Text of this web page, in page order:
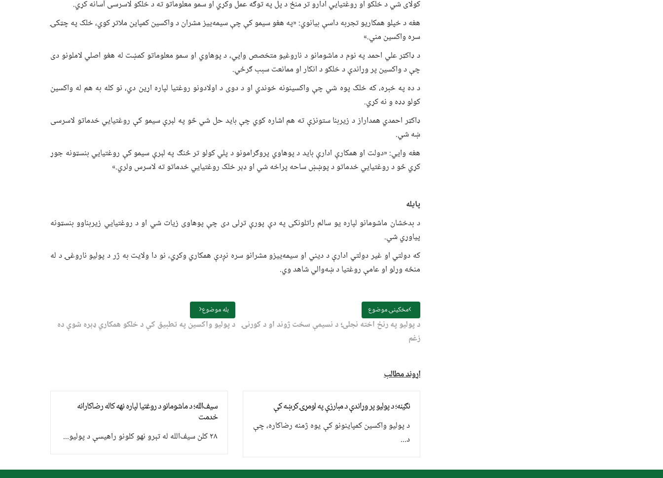
کولای شي د خلکو او روغتیايي ادارو تر منځ د پل په توګه عمل وکړي او سمو معلوماتو ته د خلکو لاسرسی آسانه کړي.
هغه د خپلو همکاریو تجربه داسې بیانوي: «په هغو سیمو کې چې سیمه‌ییز مشران د واکسین کمپاین ملاتړ کوي، خلک په چټکۍ
سره واکسین مني.»
د ډاکټر علي احمد په نوم د ماشومانو د ناروغیو متخصص وايي، د پوهاوي او سمو معلوماتو کمښت له هغو اصلي لاملونو دی
چې د واکسین پر وړاندې د خلکو د انکار او ممانعت سبب ګرځي.
د ده په خبره، که خلک پوه شي چې واکسینونه خوندي او د دوی د اولادونو روغتیا لپاره اړین دي، نو کله به هم له واکسین
کولو ډډه و نه کړي.
ډاکټر احمدي همداراز د زیربنا ستونزې ته هم اشاره کوي چې باید حل شي څو په لېرې سیمو کې روغتیايي خدماتو لاسرسی
ښه شي.
هغه وايي: «دولت او همکارې ادارې باید د پوهاوي پروګرامونو د پلي کولو تر څنګ په لېرې سیمو کې روغتیايي بنسټونه جوړ
کړي څو د روغتیايي خدماتو د پوښښ ساحه پراخه شي او ډېر خلک روغتیايي خدماتو ته لاسرس ولري.»
پایله
د بدخشان ماشومانو لپاره یو سالم راتلونکی په دې پورې تړلی دی چې پوهاوی زیات شي او د روغتیايي زیربناوو بنسټونه
پیاوړي شي.
که دولتي او غیر دولتي ادارې د دیني او سیمه‌ییزو مشرانو سره نږدې همکاري وکړي، نو دا ولایت به ژر د پولیو ناروغۍ د له
منځه وړلو او عامې روغتیا د ښه‌والي شاهد وي.
مخکینۍ موضوع
د پولیو په رنځ اخته نجلۍ؛ د نسیمې سخت ژوند او د کورنۍ
زغم
بله موضوع
د پولیو واکسین په تطبیق کې د خلکو همکاري ډېره شوې ده
اړوند مطالب
سیف‌الله؛ د ماشومانو د روغتیا لپاره نهه کاله رضاکارانه
خدمت
۲۸ کلن سیف‌الله له تېرو نهو کلونو راهیسې د پولیو...
نګینه؛ د پولیو پر وړاندې د مبارزې په لومړۍ کرښه کې
د پولیو واکسین کمپاینونو کې یوه ژمنه رضاکاره، چې
د...